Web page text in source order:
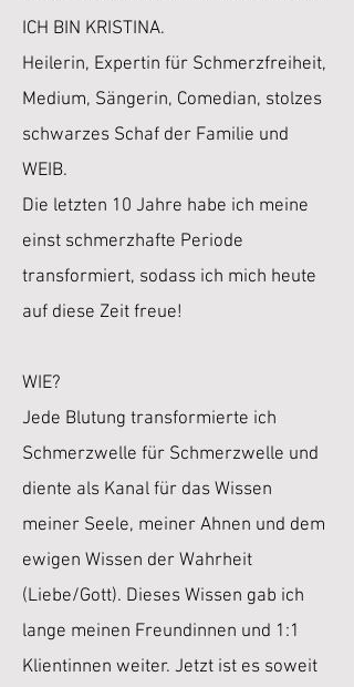
ICH BIN KRISTINA.
Heilerin, Expertin für Schmerzfreiheit,
Medium, Sängerin, Comedian, stolzes
schwarzes Schaf der Familie und
WEIB.
Die letzten 10 Jahre habe ich meine
einst schmerzhafte Periode
transformiert, sodass ich mich heute
auf diese Zeit freue!
WIE?
Jede Blutung transformierte ich
Schmerzwelle für Schmerzwelle und
diente als Kanal für das Wissen
meiner Seele, meiner Ahnen und dem
ewigen Wissen der Wahrheit
(Liebe/Gott). Dieses Wissen gab ich
lange meinen Freundinnen und 1:1
Klientinnen weiter. Jetzt ist es soweit